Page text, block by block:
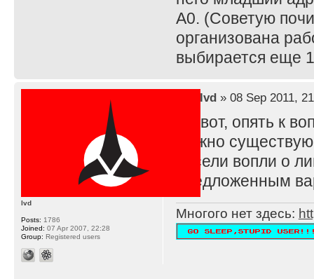
A0. (Советую
организована
выбирается еще
lvd» 08 Sep 2011,
Ну вот, опять к
можно
висели вопли о
предложенным
Многого нет здесь:
lvd
Posts: 1786
Joined: 07 Apr 2007, 22:28
Group: Registered users